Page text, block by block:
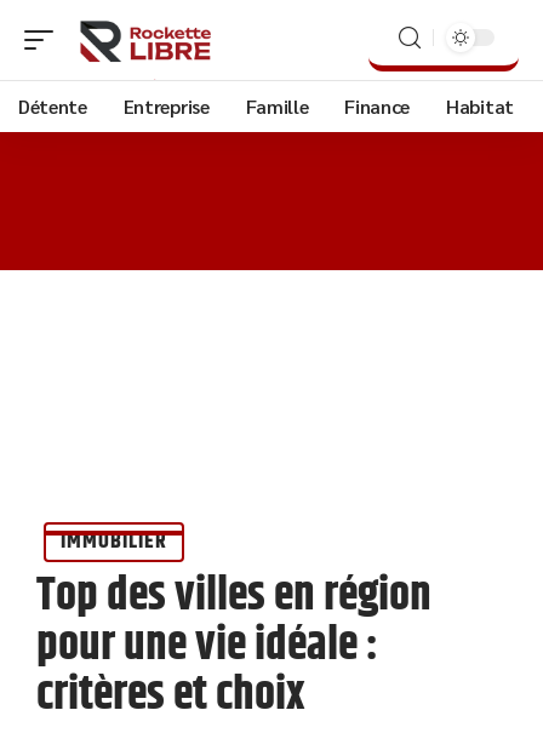
Détente Entreprise Famille Finance Habitat
IMMOBILIER
Top des villes en région
pour une vie idéale :
critères et choix